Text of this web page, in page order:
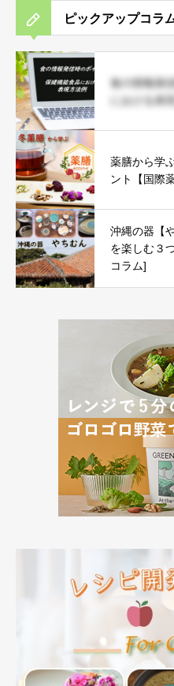
ピックアップコラ
食の情報発
における表
薬膳から学
ント【国際
沖縄の器【
を楽しむ３
コラム]